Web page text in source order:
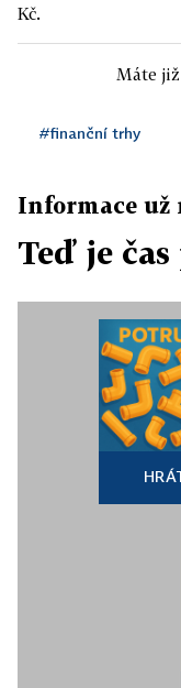
Kč.
Máte
#finanční trhy
Informace už
Teď je